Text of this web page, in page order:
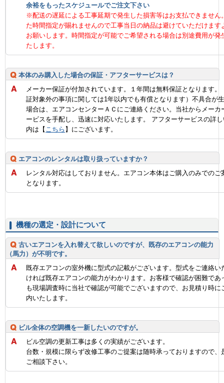
余裕をもったスケジュールでご注文下さい
※配送の遅延による工事延期で発生した損害等はお支払できません
た時間指定が賜れませんので工事当日の納品は避けていただけます
お願いします。時間指定が可能でご希望される場合は別途費用が発
たします。
本体のみ購入した場合の保証・アフターサービスは？
メーカー保証が付加されています。１年間は無料保証となります。
証対象外の事項に関しては1年以内でも有償となります）不具合が
場合は、エアコンセンターＡＣにご連絡ください。当社からメーカ
ービスを手配し、迅速に対応いたします。 アフターサービスの詳
内は【 こちら 】にございます。
エアコンのレンタルは取り扱っていますか？
レンタル対応はしておりません。エアコン本体はご購入のみでのご
となります。
機種の選定・設計について
古いエアコンを入れ替えて欲しいのですが、既存のエアコンの能力
（馬力）が不明です。
既存エアコンの室外機に型式の記載がございます。型式をご連絡い
ければ既存エアコンの能力がわかります。お客様で確認が困難であ
も現場調査時に当社で確認が可能でございますので、お見積り時に
内いたします。
ビル全体の空調機を一新したいのですが。
ビル空調の更新工事は多くの実績がございます。
台数・規模に限らず改修工事のご提案は随時承っておりますので、
ご相談下さい。